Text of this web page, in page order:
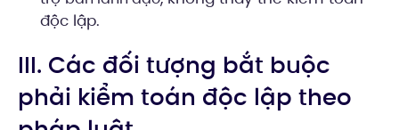
độc lập.
III. Các đối tượng bắt buộc
phải kiểm toán độc lập theo